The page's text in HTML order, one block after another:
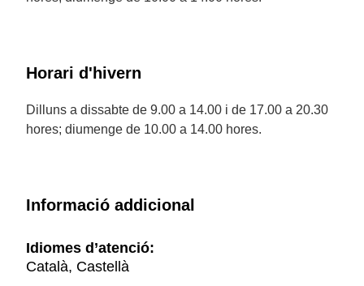
Horari d'hivern
Dilluns a dissabte de 9.00 a 14.00 i de 17.00 a 20.30
hores; diumenge de 10.00 a 14.00 hores.
Informació addicional
Idiomes d’atenció:
Català, Castellà